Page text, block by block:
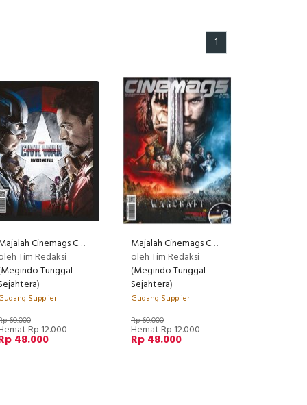
1
Majalah Cinemags Cover Captain America: Civil War | Edisi 201 - April 2016
Tim Redaksi
Megindo Tunggal
)
Supplier
60.000
Rp 12.000
48.000
Majalah Cinemags Cover Warcraft | Edisi 202 - 2016
oleh Tim Redaksi
(Megindo Tunggal
Sejahtera)
Gudang Supplier
Rp 60.000
Hemat Rp 12.000
Rp 48.000